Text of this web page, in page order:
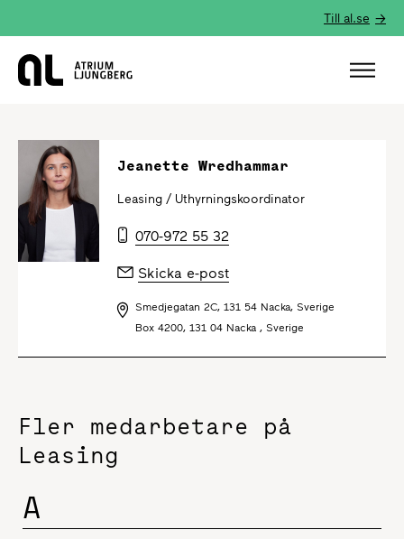
Till al.se
Hem
Jeanette Wredhammar
Leasing / Uthyrningskoordinator
070-972 55 32
Skicka e-post
Smedjegatan 2C, 131 54 Nacka, Sverige
Box 4200, 131 04 Nacka , Sverige
Fler medarbetare på
Leasing
A